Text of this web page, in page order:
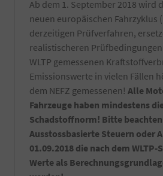
-
Satz
an
-
Sie
Ab dem 1. September 2018 wird
neuen europäischen Fahrzyklus
derzeitigen Prüfverfahren,
realistischeren
WLTP gemessenen
Emissionswerte in vielen Fällen
dem NEFZ gemessenen! Alle
Fahrzeuge haben mindestens
Schadstoffnorm! Bitte beachten
Ausstossbasierte Steuern oder
01.09.2018 die nach dem
Werte als